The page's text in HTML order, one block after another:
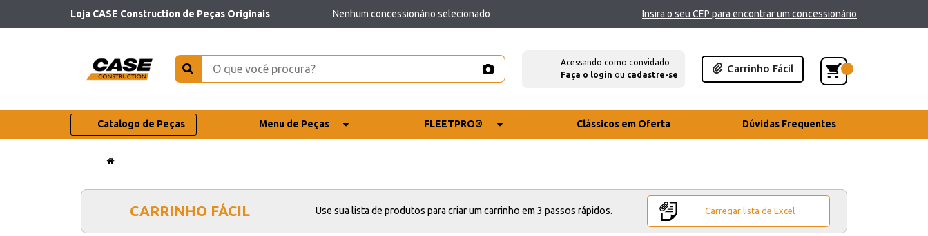
Loja CASE Construction de Peças Originais Nenhum concessionário selecionado Insira o seu CEP para encontrar um concessionário
Acessando como convidado
Faça o login ou cadastre-se
Carrinho Fácil
Catalogo de Peças Menu de Peças FLEETPRO® Clássicos em Oferta Dúvidas Frequentes
CARRINHO FÁCIL Use sua lista de produtos para criar um carrinho em 3 passos rápidos. Carregar lista de Excel